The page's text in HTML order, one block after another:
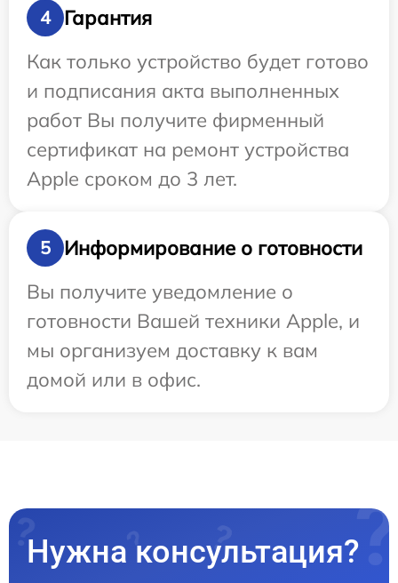
4
Гарантия
Как только устройство будет готово
и подписания акта выполненных
работ Вы получите фирменный
сертификат на ремонт устройства
Apple сроком до 3 лет.
5
Информирование о готовности
Вы получите уведомление о
готовности Вашей техники Apple, и
мы организуем доставку к вам
домой или в офис.
Нужна консультация?